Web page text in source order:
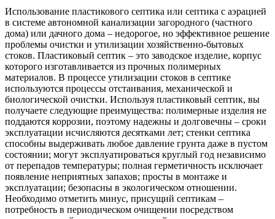
Использование пластикового септика или септика с аэрацией
в системе автономной канализации загородного (частного
дома) или дачного дома – недорогое, но эффективное решение
проблемы очистки и утилизации хозяйственно-бытовых
стоков. Пластиковый септик – это заводское изделие, корпус
которого изготавливается из прочных полимерных
материалов. В процессе утилизации стоков в септике
используются процессы отстаивания, механической и
биологической очистки. Используя пластиковый септик, вы
получаете следующие преимущества: полимерные изделия не
поддаются коррозии, поэтому надежны и долговечны – сроки
эксплуатации исчисляются десятками лет; стенки септика
способны выдерживать любое давление грунта даже в пустом
состоянии; могут эксплуатироваться круглый год независимо
от перепадов температуры; полная герметичность исключает
появление неприятных запахов; просты в монтаже и
эксплуатации; безопасны в экологическом отношении.
Необходимо отметить минус, присущий септикам –
потребность в периодическом очищении посредством